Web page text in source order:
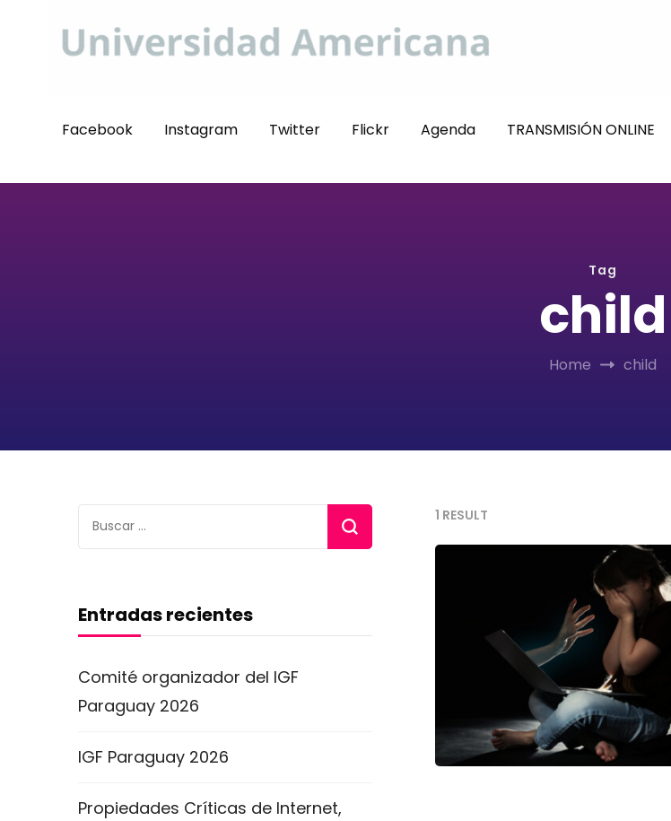
Facebook Instagram Twitter Flickr Agenda TRANSMISIÓN ONLINE
Tag
child
Home child
1 RESULT
Buscar:
Entradas recientes
Comité organizador del IGF
Paraguay 2026
IGF Paraguay 2026
Propiedades Críticas de Internet,